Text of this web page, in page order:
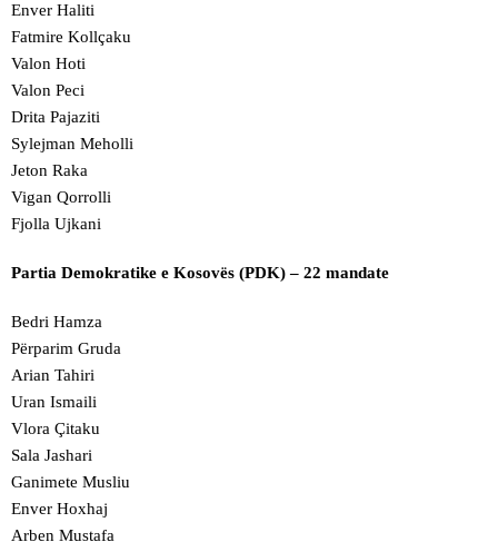
Enver Haliti
Fatmire Kollçaku
Valon Hoti
Valon Peci
Drita Pajaziti
Sylejman Meholli
Jeton Raka
Vigan Qorrolli
Fjolla Ujkani
Partia Demokratike e Kosovës (PDK) – 22 mandate
Bedri Hamza
Përparim Gruda
Arian Tahiri
Uran Ismaili
Vlora Çitaku
Sala Jashari
Ganimete Musliu
Enver Hoxhaj
Arben Mustafa